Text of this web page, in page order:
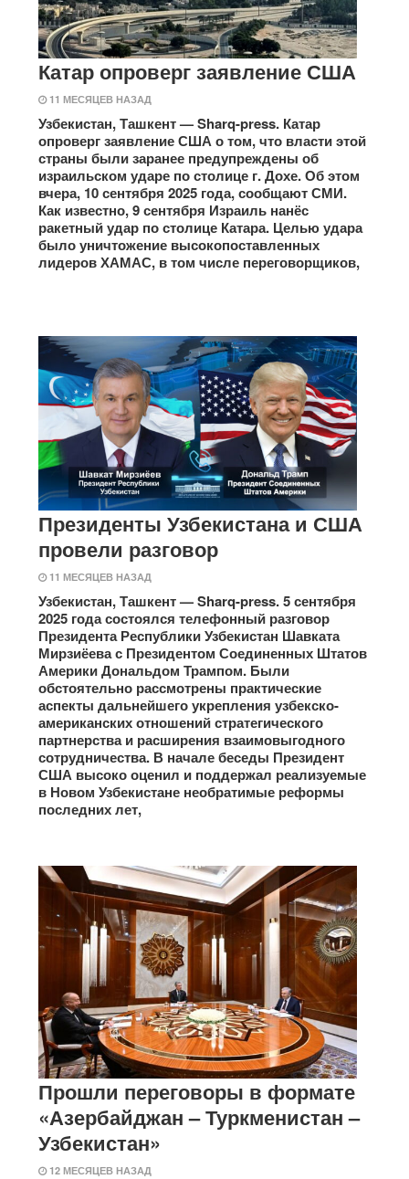
Катар опроверг заявление США
11 МЕСЯЦЕВ НАЗАД
Узбекистан, Ташкент — Sharq-press. Катар
опроверг заявление США о том, что власти этой
страны были заранее предупреждены об
израильском ударе по столице г. Дохе. Об этом
вчера, 10 сентября 2025 года, сообщают СМИ.
Как известно, 9 сентября Израиль нанёс
ракетный удар по столице Катара. Целью удара
было уничтожение высокопоставленных
лидеров ХАМАС, в том числе переговорщиков,
Президенты Узбекистана и США
провели разговор
11 МЕСЯЦЕВ НАЗАД
Узбекистан, Ташкент — Sharq-press. 5 сентября
2025 года состоялся телефонный разговор
Президента Республики Узбекистан Шавката
Мирзиёева с Президентом Соединенных Штатов
Америки Дональдом Трампом. Были
обстоятельно рассмотрены практические
аспекты дальнейшего укрепления узбекско-
американских отношений стратегического
партнерства и расширения взаимовыгодного
сотрудничества. В начале беседы Президент
США высоко оценил и поддержал реализуемые
в Новом Узбекистане необратимые реформы
последних лет,
Прошли переговоры в формате
«Азербайджан – Туркменистан –
Узбекистан»
12 МЕСЯЦЕВ НАЗАД